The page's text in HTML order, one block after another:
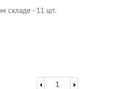
складе - 11 шт.